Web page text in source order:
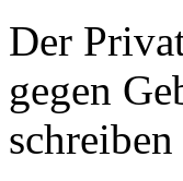
Der
gegen
schreiben